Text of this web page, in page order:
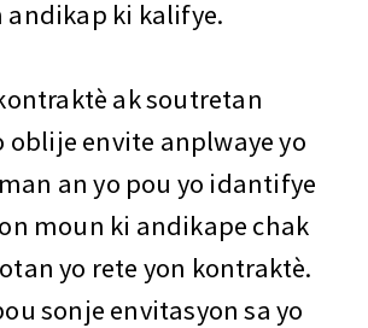
andikap ki kalifye.
ak soutretan
oblije envite anplwaye yo
an yo pou yo idantifye
moun ki andikape chak
yo rete yon kontraktè.
sonje envitasyon sa yo